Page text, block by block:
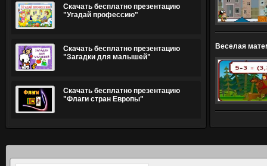
Скачать бесплатно презентацию
"Угадай профессию"
Скачать бесплатно презентацию
"Загадки для малышей"
Скачать бесплатно презентацию
"Флаги стран Европы"
Веселая